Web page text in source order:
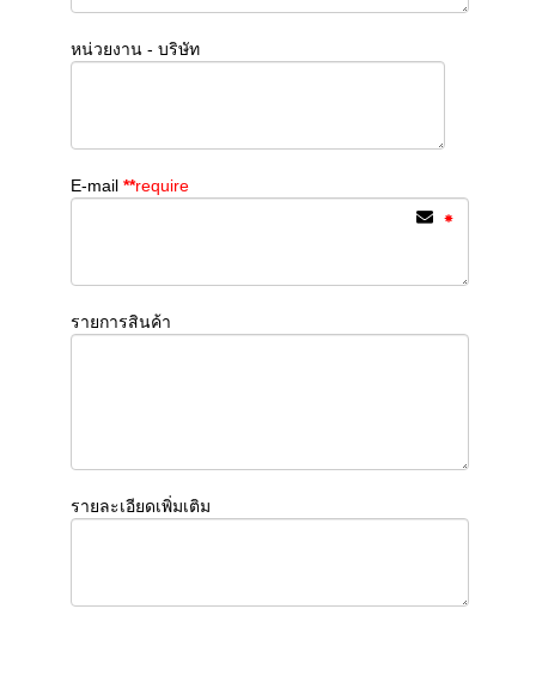
หน่วยงาน - บริษัท
E-mail **require
รายการสินค้า
รายละเอียดเพิ่มเติม